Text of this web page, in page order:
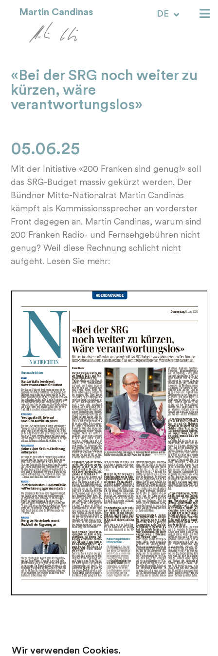
Martin Candinas DE
RM
«Bei der SRG noch weiter zu
kürzen, wäre
verantwortungslos»
05.06.25
Mit der Initiative «200 Franken sind genug!» soll
das SRG-Budget massiv gekürzt werden. Der
Bündner Mitte-Nationalrat Martin Candinas
kämpft als Kommissionssprecher an vorderster
Front dagegen an. Martin Candinas, warum sind
200 Franken Radio- und Fernsehgebühren nicht
genug? Weil diese Rechnung schlicht nicht
aufgeht. Lesen Sie mehr:
zum Newsarchiv
Wir verwenden Cookies.